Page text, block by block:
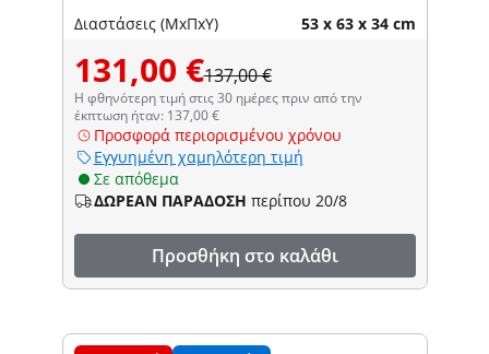
Διαστάσεις (ΜxΠxΥ) 53 x 63 x 34 cm
131,00 €137,00 €
Η φθηνότερη τιμή στις 30 ημέρες πριν από την
έκπτωση ήταν: 137,00 €
Προσφορά περιορισμένου χρόνου
Εγγυημένη χαμηλότερη τιμή
Σε απόθεμα
ΔΩΡΕΑΝ ΠΑΡΑΔΟΣΗ περίπου 20/8
Προσθήκη στο καλάθι